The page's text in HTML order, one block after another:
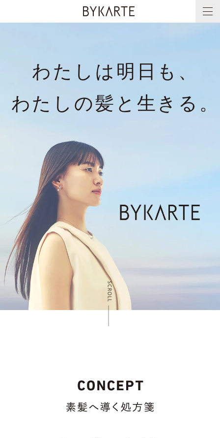
わた し は明 日 も、
わた し の髪 と 生き る。